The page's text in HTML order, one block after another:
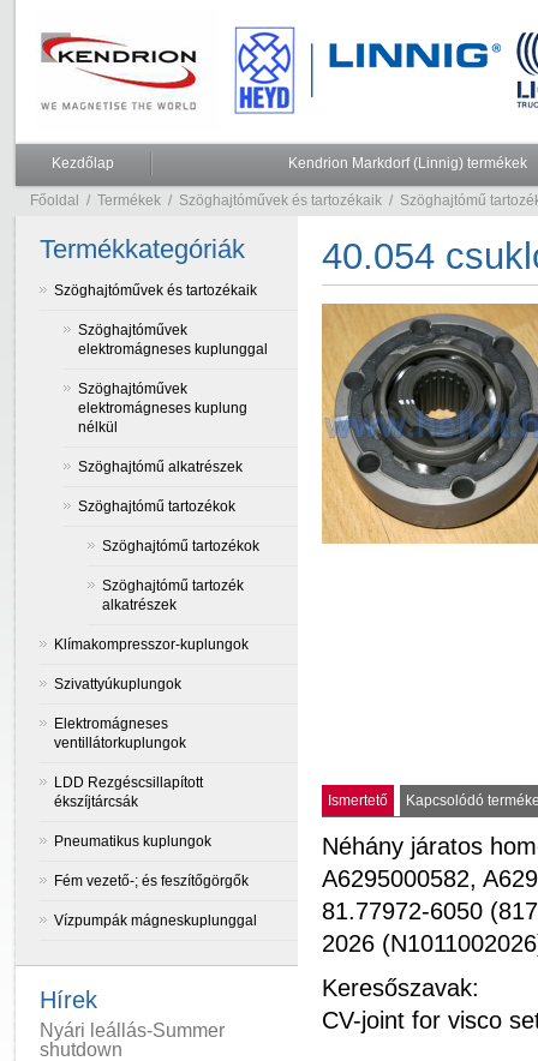
Kezdőlap Kendrion Markdorf (Linnig) termékek
Főoldal / Termékek / Szöghajtóművek és tartozékaik / Szöghajtómű
Termékkategóriák
Szöghajtóművek és tartozékaik
Szöghajtóművek
elektromágneses kuplunggal
Szöghajtóművek
elektromágneses kuplung
nélkül
Szöghajtómű alkatrészek
Szöghajtómű tartozékok
Szöghajtómű tartozékok
Szöghajtómű tartozék
alkatrészek
Klímakompresszor-kuplungok
Szivattyúkuplungok
Elektromágneses
ventillátorkuplungok
LDD Rezgéscsillapított
ékszíjtárcsák
Pneumatikus kuplungok
Fém vezető-; és feszítőgörgők
Vízpumpák mágneskuplunggal
Hírek
Nyári leállás-Summer
shutdown
40.054
Ismertető Kapcsolódó
Néhány járatos
A6295000582,
81.77972-6050
2026
Keresőszavak:
CV-joint for visco